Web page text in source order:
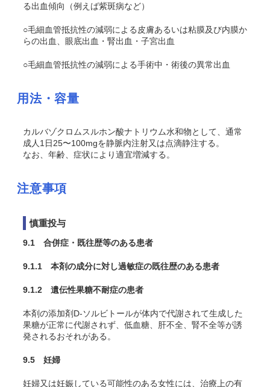
る出血傾向（例えば紫斑病など）
○毛細血管抵抗性の減弱による皮膚あるいは粘膜及び内膜か
らの出血、眼底出血・腎出血・子宮出血
○毛細血管抵抗性の減弱による手術中・術後の異常出血
用法・容量
カルバゾクロムスルホン酸ナトリウム水和物として、通常
成人1日25〜100mgを静脈内注射又は点滴静注する。
なお、年齢、症状により適宜増減する。
注意事項
慎重投与
9.1 合併症・既往歴等のある患者
9.1.1 本剤の成分に対し過敏症の既往歴のある患者
9.1.2 遺伝性果糖不耐症の患者
本剤の添加剤D-ソルビトールが体内で代謝されて生成した
果糖が正常に代謝されず、低血糖、肝不全、腎不全等が誘
発されるおそれがある。
9.5 妊婦
妊婦又は妊娠している可能性のある女性には、治療上の有